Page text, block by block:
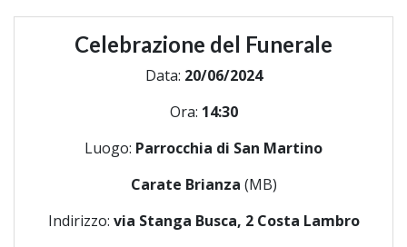
Celebrazione del Funerale
Data: 20/06/2024
Ora: 14:30
Luogo: Parrocchia di San Martino
Carate Brianza (MB)
Indirizzo: via Stanga Busca, 2 Costa Lambro